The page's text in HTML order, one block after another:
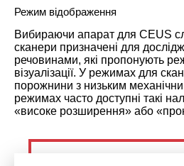
Режим відображення
Вибираючи апарат для CEUS
сканери призначені для
речовинами, які пропонують
візуалізації. У режимах для
порожнини з низьким
режимах часто доступні такі
«високе розширення» або